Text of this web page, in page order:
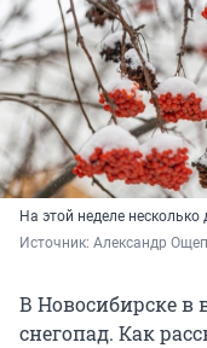
На этой неделе
Источник: Александр
В Новосибирске в
снегопад. Как